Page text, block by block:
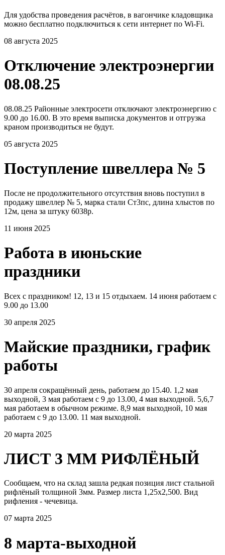
Для удобства проведения расчётов, в вагончике кладовщика
можно бесплатно подключиться к сети интернет по Wi-Fi.
08 августа 2025
Отключение электроэнергии
08.08.25
08.08.25 Районные электросети отключают электроэнергию с
9.00 до 16.00. В это время выписка документов и отгрузка
краном производиться не будут.
05 августа 2025
Поступление швеллера № 5
После не продолжительного отсутствия вновь поступил в
продажу швеллер № 5, марка стали Ст3пс, длина хлыстов по
12м, цена за штуку 6038р.
11 июня 2025
Работа в июньские
праздники
Всех с праздником! 12, 13 и 15 отдыхаем. 14 июня работаем с
9.00 до 13.00
30 апреля 2025
Майские праздники, график
работы
30 апреля сокращённый день, работаем до 15.40. 1,2 мая
выходной, 3 мая работаем с 9 до 13.00, 4 мая выходной. 5,6,7
мая работаем в обычном режиме. 8,9 мая выходной, 10 мая
работаем с 9 до 13.00. 11 мая выходной.
20 марта 2025
ЛИСТ 3 ММ РИФЛЁНЫЙ
Сообщаем, что на склад зашла редкая позиция лист стальной
рифлёный толщиной 3мм. Размер листа 1,25х2,500. Вид
рифления - чечевица.
07 марта 2025
8 марта-выходной